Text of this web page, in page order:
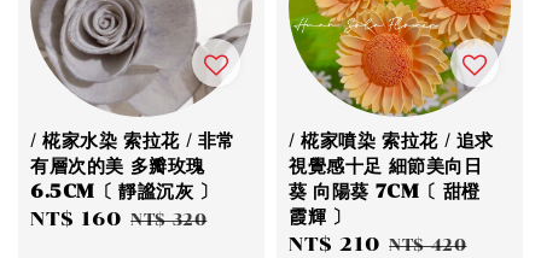
/ 椛家水染 索拉花 / 非常
有層次的美 多瓣玫瑰
6.5CM〔 靜謐沉灰 〕
Sale
NT$ 160 Regular
NT$ 320
/ 椛家噴染 索拉花 / 追求
視覺感十足 細節美向日
葵 向陽葵 7CM〔 甜橙
霞輝 〕
Sale
NT$ 210 Regular
NT$ 420